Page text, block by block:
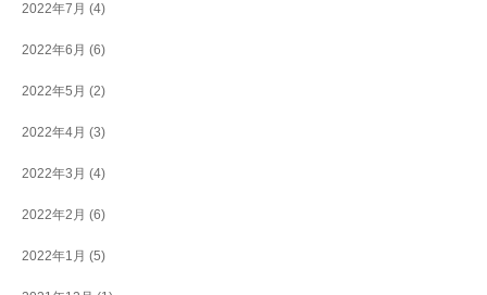
2022年7月 (4)
2022年6月 (6)
2022年5月 (2)
2022年4月 (3)
2022年3月 (4)
2022年2月 (6)
2022年1月 (5)